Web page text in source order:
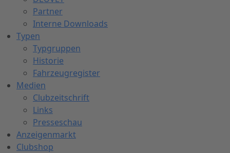
Partner
Interne Downloads
Typen
Typgruppen
Historie
Fahrzeugregister
Medien
Clubzeitschrift
Links
Presseschau
Anzeigenmarkt
Clubshop